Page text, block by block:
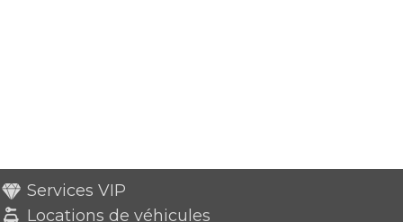
Services VIP
Locations de véhicules